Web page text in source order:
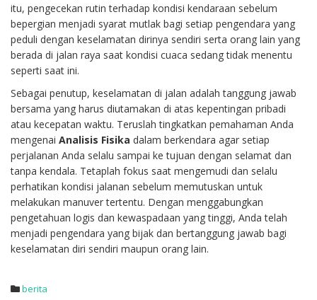
itu, pengecekan rutin terhadap kondisi kendaraan sebelum
bepergian menjadi syarat mutlak bagi setiap pengendara yang
peduli dengan keselamatan dirinya sendiri serta orang lain yang
berada di jalan raya saat kondisi cuaca sedang tidak menentu
seperti saat ini.
Sebagai penutup, keselamatan di jalan adalah tanggung jawab
bersama yang harus diutamakan di atas kepentingan pribadi
atau kecepatan waktu. Teruslah tingkatkan pemahaman Anda
mengenai Analisis Fisika dalam berkendara agar setiap
perjalanan Anda selalu sampai ke tujuan dengan selamat dan
tanpa kendala. Tetaplah fokus saat mengemudi dan selalu
perhatikan kondisi jalanan sebelum memutuskan untuk
melakukan manuver tertentu. Dengan menggabungkan
pengetahuan logis dan kewaspadaan yang tinggi, Anda telah
menjadi pengendara yang bijak dan bertanggung jawab bagi
keselamatan diri sendiri maupun orang lain.
berita